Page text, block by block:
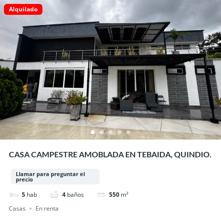
Alquilado
CASA CAMPESTRE AMOBLADA EN TEBAIDA, QUINDIO.
Llamar para preguntar el
precio
5 hab 4 baños 550 m²
Casas
En renta